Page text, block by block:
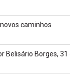
caminhos
Belisário Borges, 31